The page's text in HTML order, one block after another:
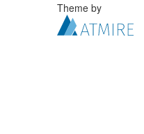
Theme by